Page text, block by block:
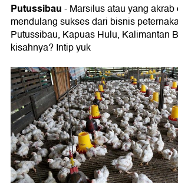
Putussibau- Marsilus atau yang
mendulang sukses dari bisnis
Putussibau, Kapuas Hulu, Kalimantan
kisahnya? Intip yuk